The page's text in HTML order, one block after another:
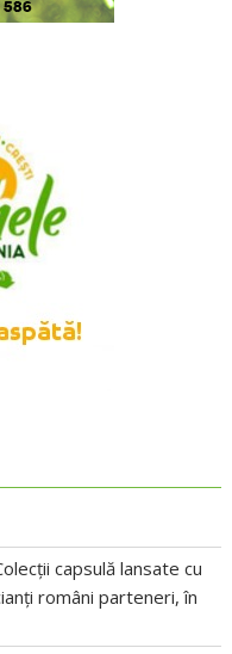
capsulă lansate cu
români parteneri, în